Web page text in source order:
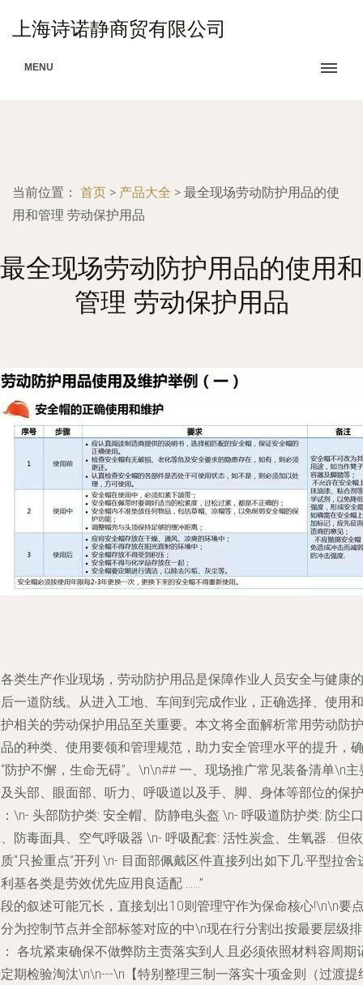
上海诗诺静商贸有限公司
MENU
当前位置： 首页 > 产品大全 > 最全现场劳动防护用品的使
用和管理 劳动保护用品
最全现场劳动防护用品的使用和
管理 劳动保护用品
类生产作业现场，劳动防护用品是保障作业人员安全与健康的
一道防线。从进入工地、车间到完成作业，正确选择、使用和
相关的劳动保护用品至关重要。本文将全面解析常用劳动防护
的种类、使用要领和管理规范，助力安全管理水平的提升，确
防护不懈，生命无碍”。\n\n## 一、现场推广常见装备清单\n主
头部、眼面部、听力、呼吸道以及手、脚、身体等部位的保护
\n- 头部防护类: 安全帽、防静电头盔 \n- 呼吸道防护类: 防尘口
防毒面具、空气呼吸器 \n- 呼吸配套: 活性炭盒、生氧器... 但依
“只捡重点”开列 \n- 目面部佩戴区件直接列出如下几:平型拉舍
基各类是劳效优先应用良适配 ……”
的叙述可能冗长，直接划出10则管理守作为保命核心!\n\n要
为控制节点并全部标签对应的中\n现在行分割出按最要层级排
各坑紧束确保不做弊防主责落实到人.且必须依照材料容周期
期检验淘汰\n\n---\n 【特别整理三制一落实十项金则（过渡提